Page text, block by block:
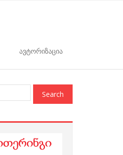
ავტორიზაცია